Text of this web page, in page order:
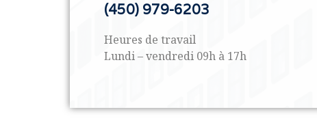
(450) 979-6203
Heures de travail
Lundi – vendredi 09h à 17h